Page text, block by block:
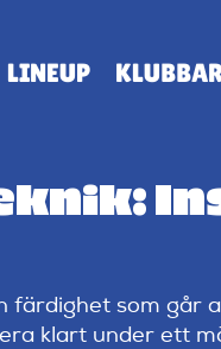
LINEUP
som går
klart under ett